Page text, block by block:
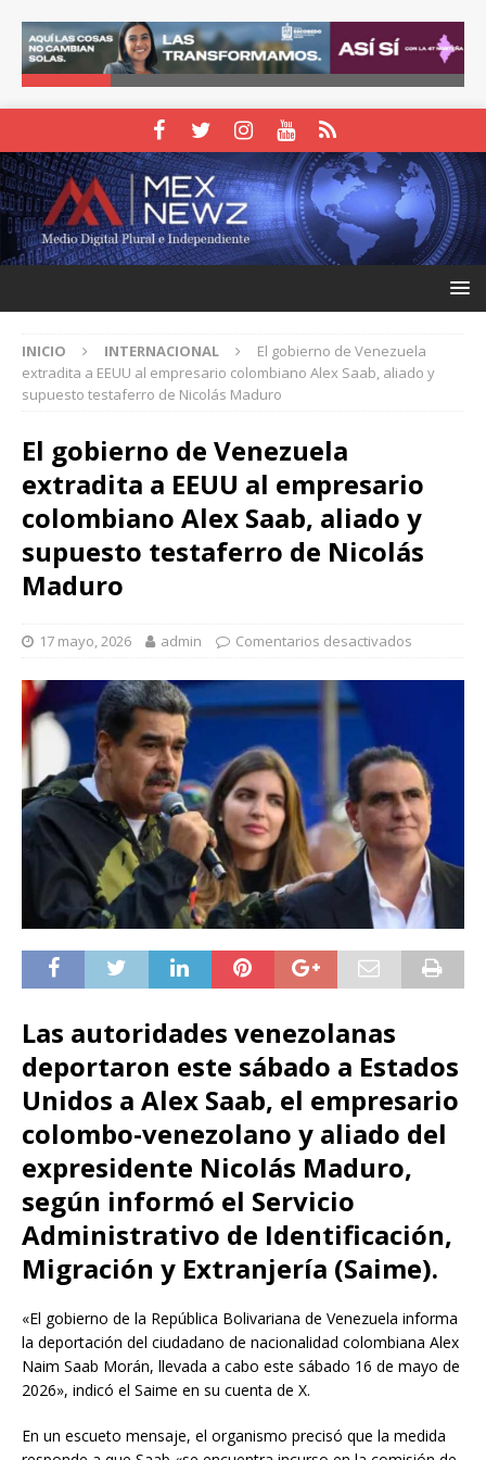
INICIO INTERNACIONAL
El gobierno de Venezuela
extradita a EEUU al empresario colombiano Alex Saab, aliado y
supuesto testaferro de Nicolás Maduro
El gobierno de Venezuela
extradita a EEUU al empresario
colombiano Alex Saab, aliado y
supuesto testaferro de Nicolás
Maduro
17 mayo, 2026 admin Comentarios desactivados
Las autoridades venezolanas
deportaron este sábado a Estados
Unidos a Alex Saab, el empresario
colombo-venezolano y aliado del
expresidente Nicolás Maduro,
según informó el Servicio
Administrativo de Identificación,
Migración y Extranjería (Saime).
«El gobierno de la República Bolivariana de Venezuela informa
la deportación del ciudadano de nacionalidad colombiana Alex
Naim Saab Morán, llevada a cabo este sábado 16 de mayo de
2026», indicó el Saime en su cuenta de X.
En un escueto mensaje, el organismo precisó que la medida